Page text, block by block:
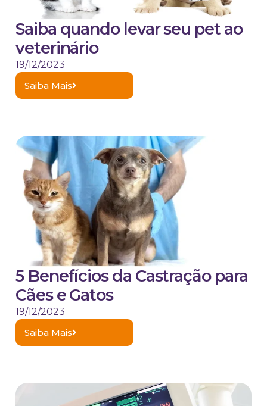
Saiba quando levar seu pet ao
veterinário
19/12/2023
Saiba Mais
5 Benefícios da Castração para
Cães e Gatos
19/12/2023
Saiba Mais